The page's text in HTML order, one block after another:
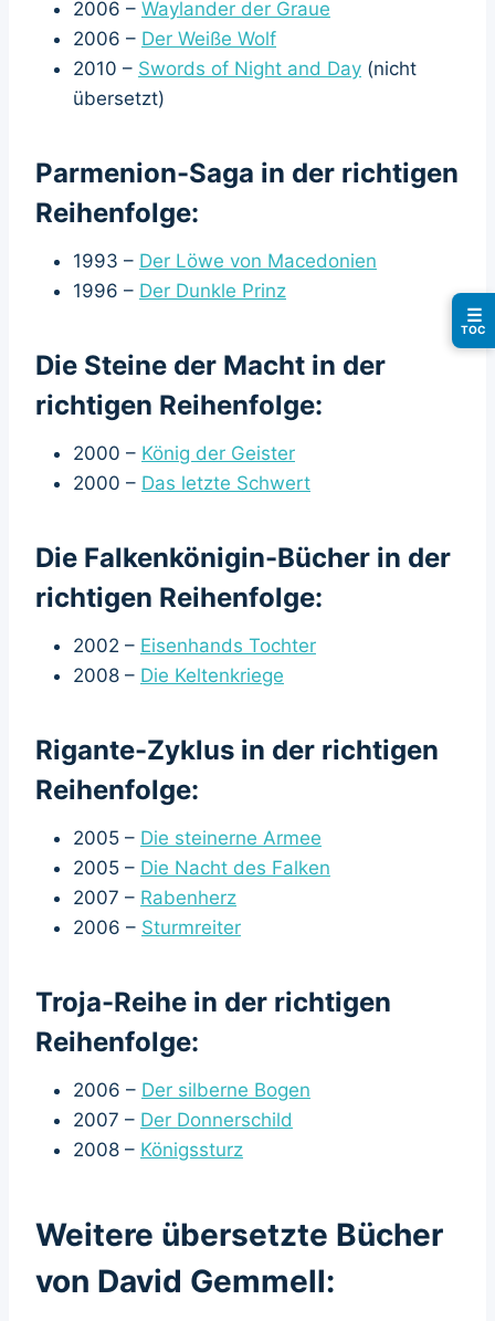
2006 – Waylander der Graue
2006 – Der Weiße Wolf
2010 – Swords of Night and Day (nicht
übersetzt)
Parmenion-Saga in der richtigen
Reihenfolge:
1993 – Der Löwe von Macedonien
1996 – Der Dunkle Prinz
Die Steine der Macht in der
richtigen Reihenfolge:
2000 – König der Geister
2000 – Das letzte Schwert
Die Falkenkönigin-Bücher in der
richtigen Reihenfolge:
2002 – Eisenhands Tochter
2008 – Die Keltenkriege
Rigante-Zyklus in der richtigen
Reihenfolge:
2005 – Die steinerne Armee
2005 – Die Nacht des Falken
2007 – Rabenherz
2006 – Sturmreiter
Troja-Reihe in der richtigen
Reihenfolge:
2006 – Der silberne Bogen
2007 – Der Donnerschild
2008 – Königssturz
Weitere übersetzte Bücher
von David Gemmell:
☰
TOC